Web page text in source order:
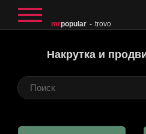
mrpopular trovo
Накрутка и